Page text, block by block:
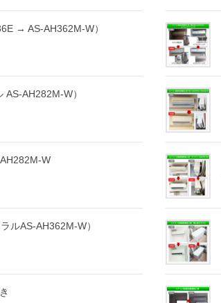
→ AS-AH362M-W）
AH282M-W）
W
ルAS-AH362M-W）